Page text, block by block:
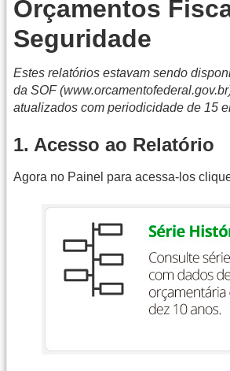
Orçamentos
Seguridade
Estes relatórios estavam sendo
da SOF
atualizados com periodicidade de 15
1. Acesso ao Relatório
Agora no Painel para acessa-los